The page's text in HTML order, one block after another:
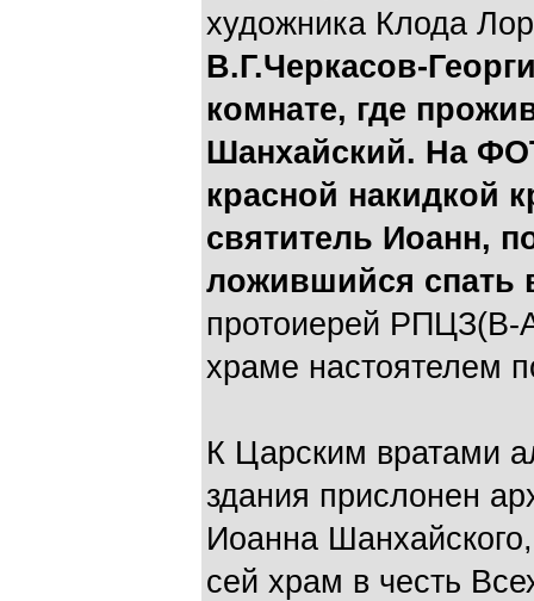
художника Клода
В.Г.Черкасов-
комнате, где
Шанхайский. На
красной накидкой
святитель Иоанн,
ложившийся спать
протоиерей РПЦЗ(В-
храме настоятелем
К Царским вратами
здания прислонен
Иоанна
сей храм в честь